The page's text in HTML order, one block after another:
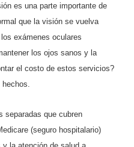
es una parte importante de
que la visión se vuelva
exámenes oculares
los ojos sanos y la
el costo de estos servicios?
separadas que cubren
(seguro hospitalario)